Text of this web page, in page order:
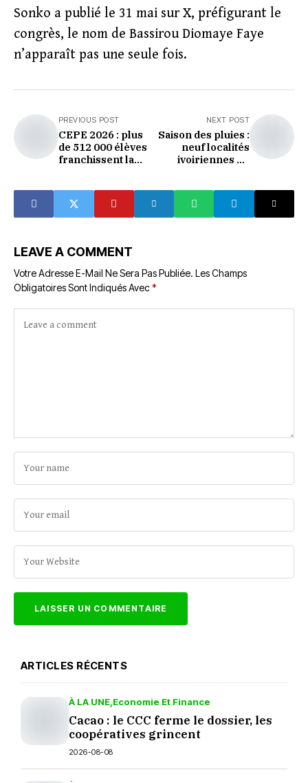
Sonko a publié le 31 mai sur X, préfigurant le
congrès, le nom de Bassirou Diomaye Faye
n’apparaît pas une seule fois.
PREVIOUS POST
CEPE 2026 : plus
de 512 000 élèves
franchissent la
NEXT POST
Saison des pluies :
neuf localités
ivoiriennes en
LEAVE A COMMENT
Votre Adresse E-Mail Ne Sera Pas Publiée. Les Champs
Obligatoires Sont Indiqués Avec*
ARTICLES RÉCENTS
À LA UNE Economie Et Finance
Cacao : le CCC ferme le dossier, les
coopératives grincent
2026-08-08